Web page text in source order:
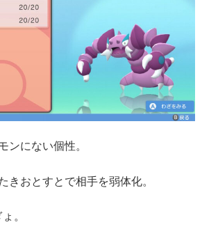
ンにない個性。
きおとすとで相手を弱体化。
。